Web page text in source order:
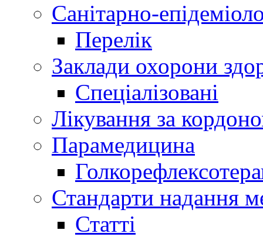
Санітарно-
Перелік
Заклади охорони
Спеціалізовані
Лікування за
Парамедицина
Стандарти надання
Статті